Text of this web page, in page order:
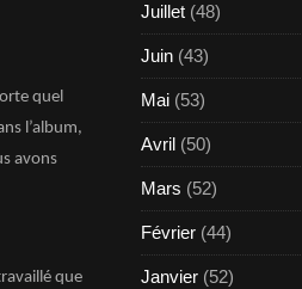
quel
l’album,
avons
que
Juillet (48)
Juin (43)
Mai (53)
Avril (50)
Mars (52)
Février (44)
Janvier (52)